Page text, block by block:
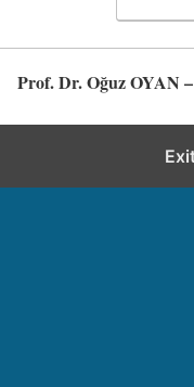
Prof. Dr. Oğuz OYAN